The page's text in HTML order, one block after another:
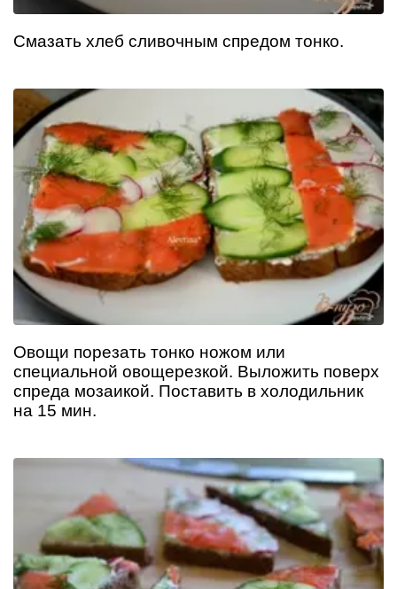
Смазать хлеб сливочным спредом тонко.
Овощи порезать тонко ножом или
специальной овощерезкой. Выложить поверх
спреда мозаикой. Поставить в холодильник
на 15 мин.